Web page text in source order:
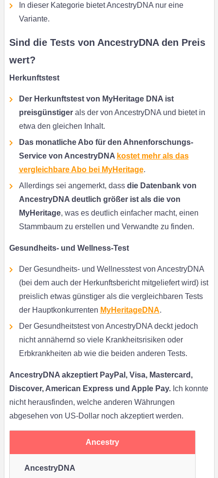
In dieser Kategorie bietet AncestryDNA nur eine
Variante.
Sind die Tests von AncestryDNA den Preis
wert?
Herkunftstest
Der Herkunftstest von MyHeritage DNA ist
preisgünstigerals der von AncestryDNA und bietet in
etwa den gleichen Inhalt.
Das monatliche Abo für den Ahnenforschungs-
Service von AncestryDNA kostet mehrals das
vergleichbare Abo bei MyHeritage.
Allerdings sei angemerkt, dass die Datenbank von
AncestryDNA deutlich größer ist als die von
MyHeritage, was es deutlich einfacher macht, einen
Stammbaum zu erstellen und Verwandte zu finden.
Gesundheits- und Wellness-Test
Der Gesundheits- und Wellnesstest von AncestryDNA
(bei dem auch der Herkunftsbericht mitgeliefert wird) ist
preislich etwas günstiger als die vergleichbaren Tests
der Hauptkonkurrenten MyHeritageDNA.
Der Gesundheitstest von AncestryDNA deckt jedoch
nicht annähernd so viele Krankheitsrisiken oder
Erbkrankheiten ab wie die beiden anderen Tests.
AncestryDNA akzeptiert PayPal, Visa, Mastercard,
Discover, American Express und Apple Pay.Ich konnte
nicht herausfinden, welche anderen Währungen
abgesehen von US-Dollar noch akzeptiert werden.
Ancestry
AncestryDNA